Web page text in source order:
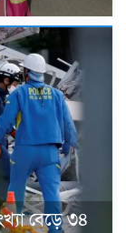
বেড়ে ৩৪